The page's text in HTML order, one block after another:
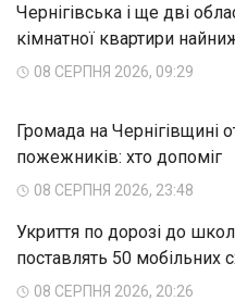
Чернігівська і ще дві
кімнатної квартири
08 СЕРПНЯ 2026, 09:29
Громада на Чернігівщині
пожежників: хто допоміг
08 СЕРПНЯ 2026, 23:48
Укриття по дорозі до
поставлять 50 мобільних
08 СЕРПНЯ 2026, 20:26